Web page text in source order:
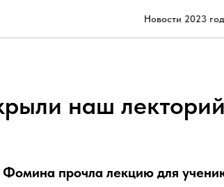
Новости 2023
наш
Фомина прочла лекцию для